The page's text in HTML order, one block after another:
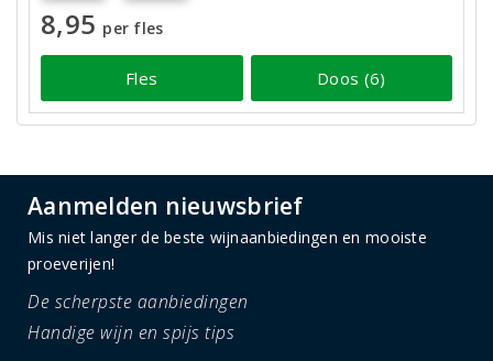
8,95 per fles
Fles Doos (6)
Aanmelden nieuwsbrief
Mis niet langer de beste wijnaanbiedingen en mooiste
proeverijen!
De scherpste aanbiedingen
Handige wijn en spijs tips